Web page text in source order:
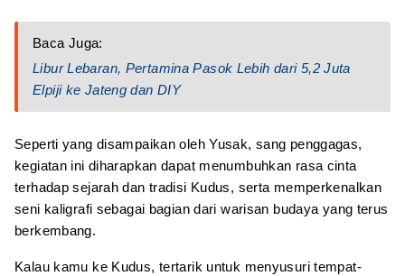
Baca Juga:
Libur Lebaran, Pertamina Pasok Lebih dari 5,2 Juta
Elpiji ke Jateng dan DIY
Seperti yang disampaikan oleh Yusak, sang penggagas,
kegiatan ini diharapkan dapat menumbuhkan rasa cinta
terhadap sejarah dan tradisi Kudus, serta memperkenalkan
seni kaligrafi sebagai bagian dari warisan budaya yang terus
berkembang.
Kalau kamu ke Kudus, tertarik untuk menyusuri tempat-